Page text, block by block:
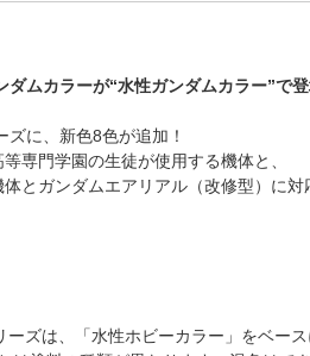
ダムカラーが“水性ガンダムカラー”で登
ズに、新色8色が追加！
専門学園の生徒が使用する機体と、
とガンダムエアリアル（改修型）に対
ズは、「水性ホビーカラー」をベー